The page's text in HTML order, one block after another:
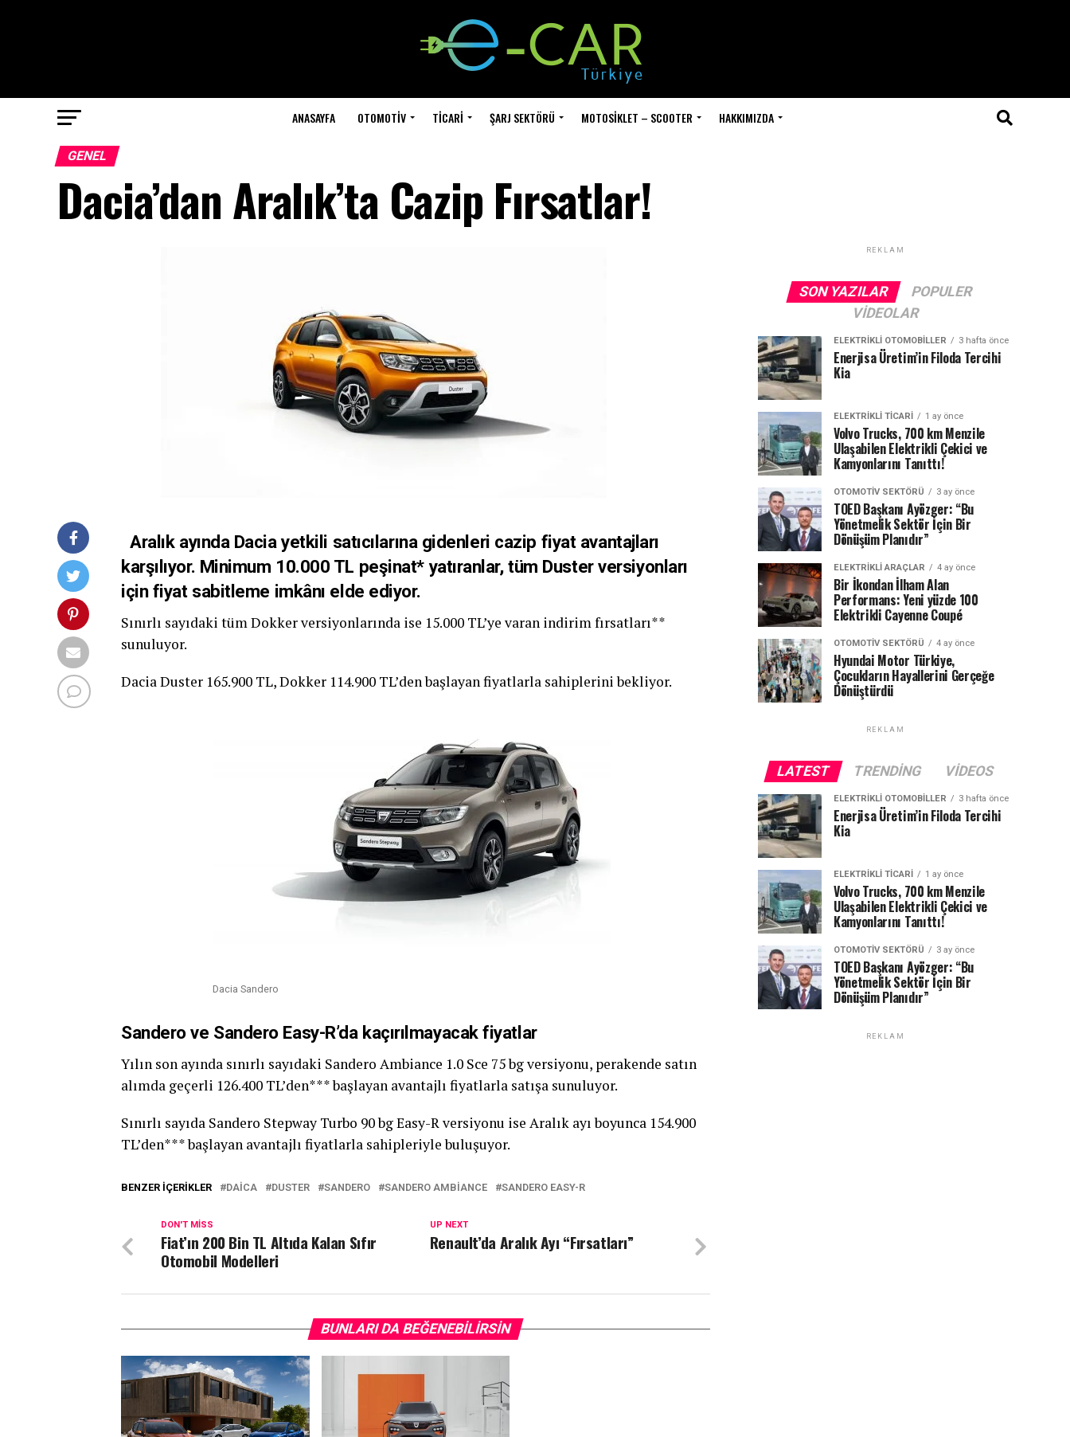
ANASAYFA OTOMOTIV TICARI ŞARJ SEKTÖRÜ MOTOSIKLET – SCOOTER HAKKIMIZDA
GENEL
Dacia’dan Aralık’ta Cazip Fırsatlar!
Aralık ayında Dacia yetkili satıcılarına gidenleri cazip fiyat avantajları
karşılıyor. Minimum 10.000 TL peşinat* yatıranlar, tüm Duster versiyonları
için fiyat sabitleme imkânı elde ediyor.
Sınırlı sayıdaki tüm Dokker versiyonlarında ise 15.000 TL’ye varan indirim fırsatları**
sunuluyor.
Dacia Duster 165.900 TL, Dokker 114.900 TL’den başlayan fiyatlarla sahiplerini bekliyor.
Dacia Sandero
Sandero ve Sandero Easy-R’da kaçırılmayacak fiyatlar
Yılın son ayında sınırlı sayıdaki Sandero Ambiance 1.0 Sce 75 bg versiyonu, perakende satın
alımda geçerli 126.400 TL’den*** başlayan avantajlı fiyatlarla satışa sunuluyor.
Sınırlı sayıda Sandero Stepway Turbo 90 bg Easy-R versiyonu ise Aralık ayı boyunca 154.900
TL’den*** başlayan avantajlı fiyatlarla sahipleriyle buluşuyor.
BENZER İÇERIKLER DAICA DUSTER SANDERO SANDERO AMBIANCE SANDERO EASY-R
UP NEXT
Renault’da Aralık Ayı “Fırsatları”
DON'T MISS
Fiat’ın 200 Bin TL Altıda Kalan Sıfır
Otomobil Modelleri
BUNLARI DA BEĞENEBILIRSIN
REKLAM
SON YAZILAR
POPULER
VIDEOLAR
ELEKTRIKLI OTOMOBILLER 3 hafta önce
Enerjisa Üretim’in Filoda Tercihi
Kia
ELEKTRIKLI TICARI 1 ay önce
Volvo Trucks, 700 km Menzile
Ulaşabilen Elektrikli Çekici ve
Kamyonlarını Tanıttı!
OTOMOTIV SEKTÖRÜ 3 ay önce
TOED Başkanı Ayözger: “Bu
Yönetmelik Sektör İçin Bir
Dönüşüm Planıdır”
ELEKTRIKLI ARAÇLAR 4 ay önce
Bir İkondan İlham Alan
Performans: Yeni yüzde 100
Elektrikli Cayenne Coupé
OTOMOTIV SEKTÖRÜ 4 ay önce
Hyundai Motor Türkiye,
Çocukların Hayallerini Gerçeğe
Dönüştürdü
REKLAM
LATEST TRENDING VIDEOS
ELEKTRIKLI OTOMOBILLER 3 hafta önce
Enerjisa Üretim’in Filoda Tercihi
Kia
ELEKTRIKLI TICARI 1 ay önce
Volvo Trucks, 700 km Menzile
Ulaşabilen Elektrikli Çekici ve
Kamyonlarını Tanıttı!
OTOMOTIV SEKTÖRÜ 3 ay önce
TOED Başkanı Ayözger: “Bu
Yönetmelik Sektör İçin Bir
Dönüşüm Planıdır”
REKLAM